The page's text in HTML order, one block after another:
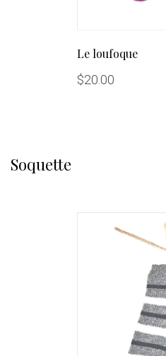
Le loufoque
$20.00
Soquette